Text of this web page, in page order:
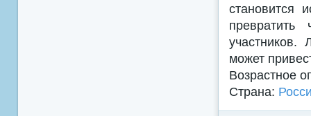
становится
участников.
может
Возрастное
Страна: